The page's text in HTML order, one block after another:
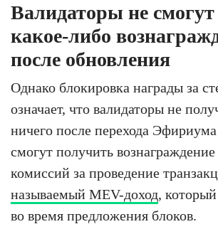
Валидаторы не
какое-либо
после обновления
Однако блокировка награды за
означает, что валидаторы не
ничего после перехода
смогут получить вознаграждение
комиссий за проведение
называемый MEV-доход,
во время предложения блоков.